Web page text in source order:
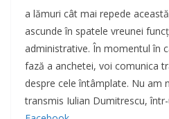
a lămuri cât mai repede
ascunde în spatele vreunei
administrative. În momentul în
fază a anchetei, voi comunica
despre cele întâmplate. Nu am
transmis Iulian Dumitrescu,